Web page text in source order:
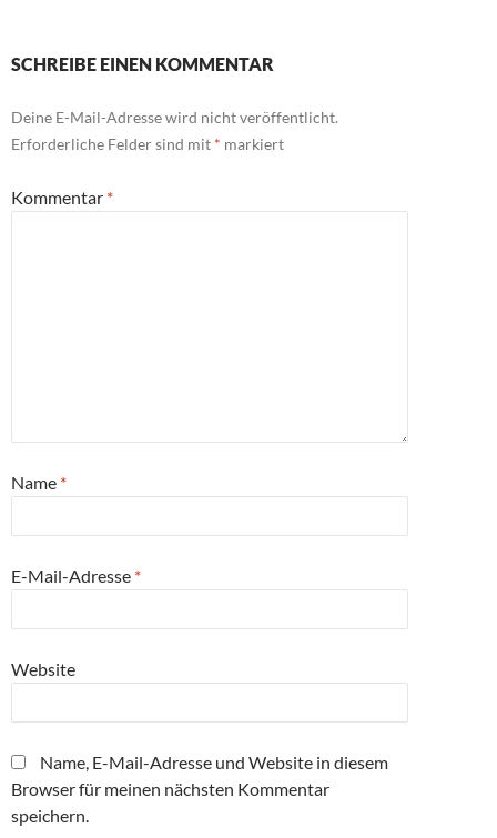
SCHREIBE EINEN KOMMENTAR
Deine E-Mail-Adresse wird nicht veröffentlicht.
Erforderliche Felder sind mit * markiert
Kommentar *
Name *
E-Mail-Adresse *
Website
Name, E-Mail-Adresse und Website in diesem
Browser für meinen nächsten Kommentar
speichern.